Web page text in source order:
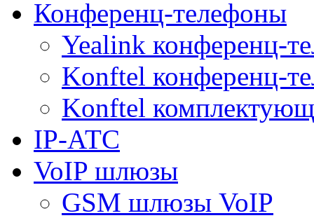
Конференц-телефоны
Yealink конференц-
Konftel конференц-
Konftel
IP-АТС
VoIP шлюзы
GSM шлюзы VoIP